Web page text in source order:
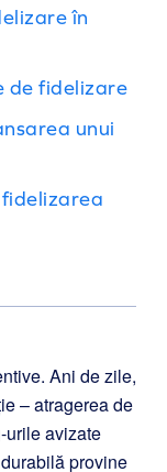
în
de fidelizare
unui
Ani de zile,
– atragerea de
urile avizate
provine